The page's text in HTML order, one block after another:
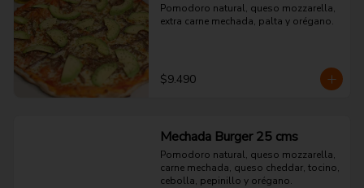
Pomodoro natural, queso mozzarella,
extra carne mechada, palta y orégano.
$9.490
Mechada Burger 25 cms
Pomodoro natural, queso mozzarella,
carne mechada, queso cheddar, tocino,
cebolla, pepinillo y orégano.